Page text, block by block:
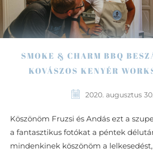
SMOKE & CHARM BBQ
KOVÁSZOS KENYÉR
2020. augusztus 30.
Köszönöm Fruzsi és Andás ezt a
a fantasztikus fotókat a péntek
mindenkinek köszönöm a